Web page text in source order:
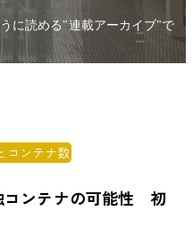
に読める"連載アーカイブ"で
コンテナ数
ンテナの可能性 初